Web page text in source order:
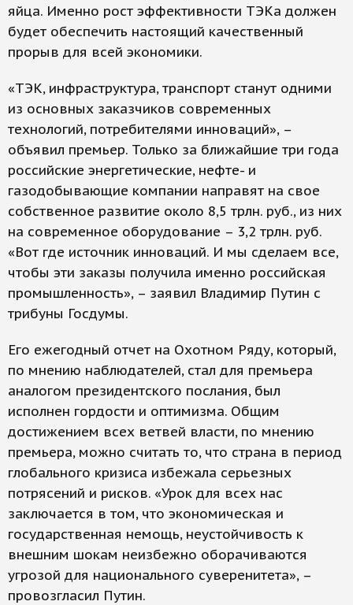
яйца. Именно рост эффективности ТЭКа должен
будет обеспечить настоящий качественный
прорыв для всей экономики.
«ТЭК, инфраструктура, транспорт станут одними
из основных заказчиков современных
технологий, потребителями инноваций», –
объявил премьер. Только за ближайшие три года
российские энергетические, нефте- и
газодобывающие компании направят на свое
собственное развитие около 8,5 трлн. руб., из них
на современное оборудование – 3,2 трлн. руб.
«Вот где источник инноваций. И мы сделаем все,
чтобы эти заказы получила именно российская
промышленность», – заявил Владимир Путин с
трибуны Госдумы.
Его ежегодный отчет на Охотном Ряду, который,
по мнению наблюдателей, стал для премьера
аналогом президентского послания, был
исполнен гордости и оптимизма. Общим
достижением всех ветвей власти, по мнению
премьера, можно считать то, что страна в период
глобального кризиса избежала серьезных
потрясений и рисков. «Урок для всех нас
заключается в том, что экономическая и
государственная немощь, неустойчивость к
внешним шокам неизбежно оборачиваются
угрозой для национального суверенитета», –
провозгласил Путин.